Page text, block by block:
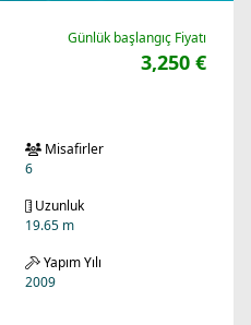
Günlük başlangıç Fiyatı
3,250 €
Misafirler
6
Uzunluk
19.65 m
Yapım Yılı
2009